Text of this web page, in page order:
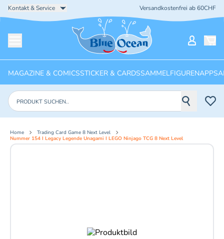
Kontakt & Service Versandkostenfrei ab 60CHF
Startseite
MAGAZINE & COMICSSTICKER & CARDSSAMMELFIGURENAPPS
Produkte suchen
Home
Trading Card Game 8 Next Level
Nummer 154 I Legacy Legende Unagami I LEGO Ninjago TCG 8 Next Level